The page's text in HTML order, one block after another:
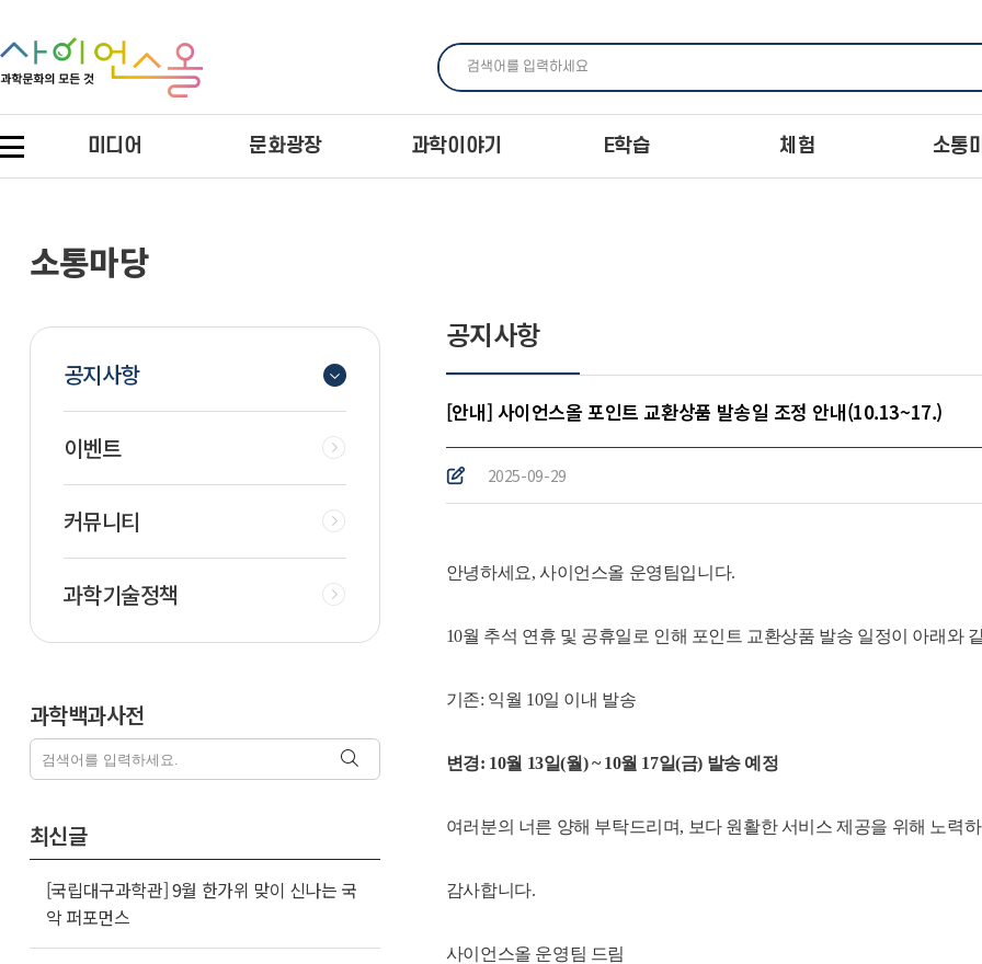
미디어 문화광장 과학이야기 E학습 체험 소통
공지사항
소통마당
공지사항
이벤트
커뮤니티
과학기술정책
과학백과사전
최신글
[국립대구과학관] 9월 한가위 맞이 신나는 국
악 퍼포먼스
[안내] 사이언스올 포인트 교환상품 발송일 조정 안내(10.13~17.)
2025-09-29
안녕하세요, 사이언스올 운영팀입니다.
10월 추석 연휴 및 공휴일로 인해 포인트 교환상품 발송 일정이 아래와
기존: 익월 10일 이내 발송
변경: 10월 13일(월) ~ 10월 17일(금) 발송 예정
여러분의 너른 양해 부탁드리며, 보다 원활한 서비스 제공을 위해 노력
감사합니다.
사이언스올 운영팀 드림